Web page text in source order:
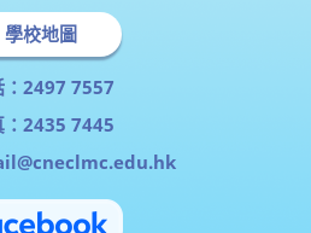
學校地圖
：2497 7557
：2435 7445